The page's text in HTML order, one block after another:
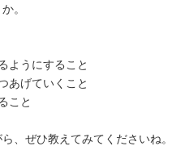
。
ようにすること
あげていくこと
こと
、ぜひ教えてみてくださいね。